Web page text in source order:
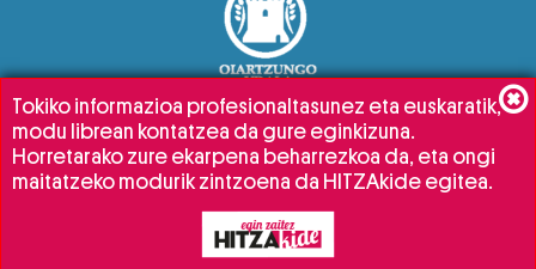
Tokiko informazioa profesionaltasunez eta euskaratik,
modu librean kontatzea da gure eginkizuna.
Horretarako zure ekarpena beharrezkoa da, eta ongi
maitatzeko modurik zintzoena da HITZAkide egitea.